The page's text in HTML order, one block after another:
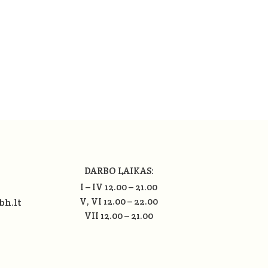
DARBO LAIKAS:
I – IV 12.00 – 21.00
V, VI 12.00 – 22.00
VII 12.00 – 21.00